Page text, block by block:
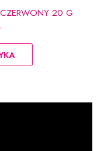
CZERWONY 20 G